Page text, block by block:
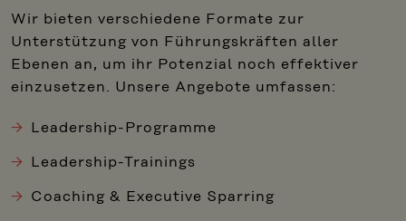
Wir bieten verschiedene Formate zur
Unterstützung von Führungskräften aller
Ebenen an, um ihr Potenzial noch effektiver
einzusetzen. Unsere Angebote umfassen:
Leadership-Programme
Leadership-Trainings
Coaching & Executive Sparring